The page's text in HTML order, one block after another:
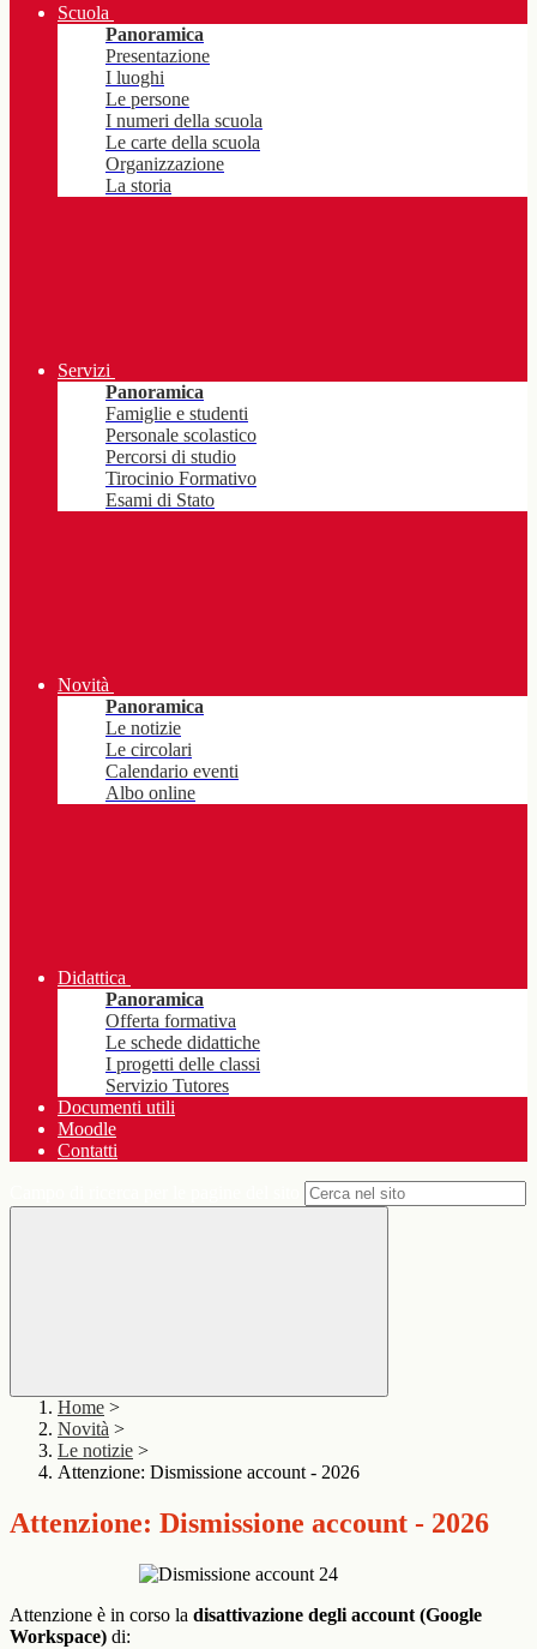
Scuola
Panoramica
Presentazione
I luoghi
Le persone
I numeri della scuola
Le carte della scuola
Organizzazione
La storia
Servizi
Panoramica
Famiglie e studenti
Personale scolastico
Percorsi di studio
Tirocinio Formativo
Esami di Stato
Novità
Panoramica
Le notizie
Le circolari
Calendario eventi
Albo online
Didattica
Panoramica
Offerta formativa
Le schede didattiche
I progetti delle classi
Servizio Tutores
Documenti utili
Moodle
Contatti
Home >
Novità >
Le notizie >
Attenzione: Dismissione account - 2026
Attenzione: Dismissione account - 2026
Attenzione è in corso la disattivazione degli account (Google
Workspace) di: